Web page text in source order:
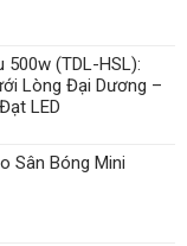
(TDL-HSL):
Lòng Đại Dương –
LED
Sân Bóng Mini